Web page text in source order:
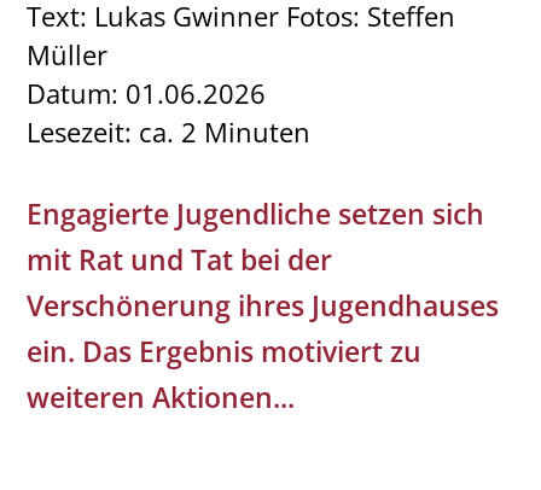
Text: Lukas Gwinner Fotos: Steffen
Müller
Datum: 01.06.2026
Lesezeit: ca. 2 Minuten
Engagierte Jugendliche setzen sich
mit Rat und Tat bei der
Verschönerung ihres Jugendhauses
ein. Das Ergebnis motiviert zu
weiteren Aktionen...
Betreutes Jugendwohnen
Wohngruppen
Bereitschaftspflegefamilien
Unterstützung und Spenden